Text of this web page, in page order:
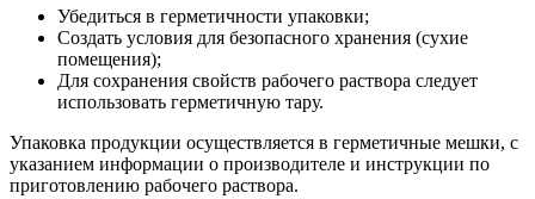
Убедиться в герметичности упаковки;
Создать условия для безопасного хранения (сухие
помещения);
Для сохранения свойств рабочего раствора следует
использовать герметичную тару.
Упаковка продукции осуществляется в герметичные мешки, с
указанием информации о производителе и инструкции по
приготовлению рабочего раствора.